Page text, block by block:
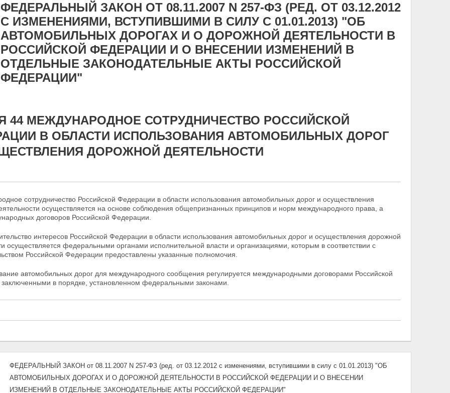
ФЕДЕРАЛЬНЫЙ ЗАКОН ОТ 08.11.2007 N 257-ФЗ (РЕД. ОТ 03.12.2012
С ИЗМЕНЕНИЯМИ, ВСТУПИВШИМИ В СИЛУ С 01.01.2013) "ОБ
АВТОМОБИЛЬНЫХ ДОРОГАХ И О ДОРОЖНОЙ ДЕЯТЕЛЬНОСТИ В
РОССИЙСКОЙ ФЕДЕРАЦИИ И О ВНЕСЕНИИ ИЗМЕНЕНИЙ В
ОТДЕЛЬНЫЕ ЗАКОНОДАТЕЛЬНЫЕ АКТЫ РОССИЙСКОЙ
ФЕДЕРАЦИИ"
44 МЕЖДУНАРОДНОЕ СОТРУДНИЧЕСТВО РОССИЙСКОЙ
В ОБЛАСТИ ИСПОЛЬЗОВАНИЯ АВТОМОБИЛЬНЫХ ДОРОГ
ДОРОЖНОЙ ДЕЯТЕЛЬНОСТИ
сотрудничество Российской Федерации в области использования автомобильных дорог и осуществления
осуществляется на основе соблюдения общепризнанных принципов и норм международного права, а
договоров Российской Федерации.
интересов Российской Федерации в области использования автомобильных дорог и осуществления дорожной
осуществляется федеральными органами исполнительной власти и организациями, которым в соответствии с
Российской Федерации предоставлены указанные полномочия.
автомобильных дорог для международного сообщения регулируется международными договорами Российской
в порядке, установленном федеральными законами.
ФЕДЕРАЛЬНЫЙ ЗАКОН от 08.11.2007 N 257-ФЗ (ред. от 03.12.2012 с изменениями, вступившими в силу с 01.01.2013) "ОБ
АВТОМОБИЛЬНЫХ ДОРОГАХ И О ДОРОЖНОЙ ДЕЯТЕЛЬНОСТИ В РОССИЙСКОЙ ФЕДЕРАЦИИ И О ВНЕСЕНИИ
ИЗМЕНЕНИЙ В ОТДЕЛЬНЫЕ ЗАКОНОДАТЕЛЬНЫЕ АКТЫ РОССИЙСКОЙ ФЕДЕРАЦИИ"